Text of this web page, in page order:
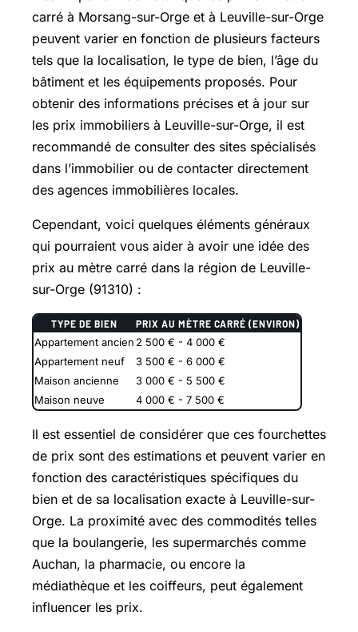
carré à Morsang-sur-Orge et à Leuville-sur-Orge
peuvent varier en fonction de plusieurs facteurs
tels que la localisation, le type de bien, l’âge du
bâtiment et les équipements proposés. Pour
obtenir des informations précises et à jour sur
les prix immobiliers à Leuville-sur-Orge, il est
recommandé de consulter des sites spécialisés
dans l’immobilier ou de contacter directement
des agences immobilières locales.
Cependant, voici quelques éléments généraux
qui pourraient vous aider à avoir une idée des
prix au mètre carré dans la région de Leuville-
sur-Orge (91310) :
TYPE DE BIEN PRIX AU MÈTRE CARRÉ (ENVIRON)
Appartement ancien 2 500 € - 4 000 €
Appartement neuf
3 500 € - 6 000 €
Maison ancienne
3 000 € - 5 500 €
Maison neuve
4 000 € - 7 500 €
Il est essentiel de considérer que ces fourchettes
de prix sont des estimations et peuvent varier en
fonction des caractéristiques spécifiques du
bien et de sa localisation exacte à Leuville-sur-
Orge. La proximité avec des commodités telles
que la boulangerie, les supermarchés comme
Auchan, la pharmacie, ou encore la
médiathèque et les coiffeurs, peut également
influencer les prix.